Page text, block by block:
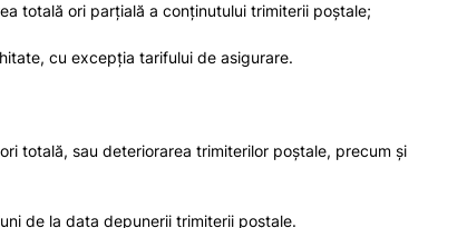
totală ori parţială a conţinutului trimiterii poştale;
cu excepţia tarifului de asigurare.
totală, sau deteriorarea trimiterilor poştale, precum şi
de la data depunerii trimiterii poştale.